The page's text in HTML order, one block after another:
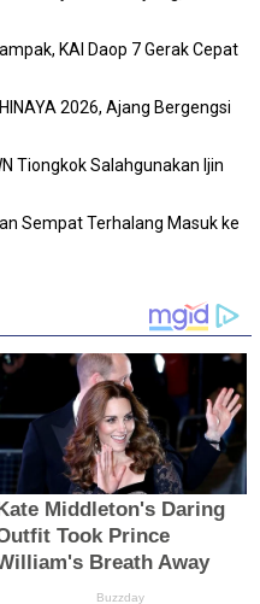
KAI Daop 7 Gerak Cepat
2026, Ajang Bergengsi
Tiongkok Salahgunakan Ijin
Sempat Terhalang Masuk ke